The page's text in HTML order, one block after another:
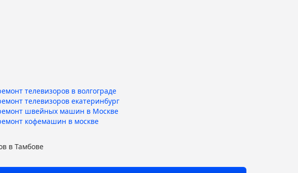
телевизоров в волгограде
телевизоров екатеринбург
швейных машин в Москве
кофемашин в москве
в Тамбове